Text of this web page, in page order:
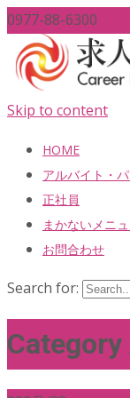
0977-88-6300
Skip to content
HOME
アルバイト・
正社員
まかないメニ
お問合わせ
Search for: